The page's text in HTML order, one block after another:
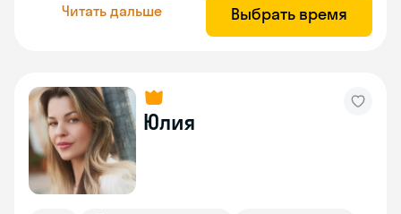
Читать дальше Выбрать время
Юлия